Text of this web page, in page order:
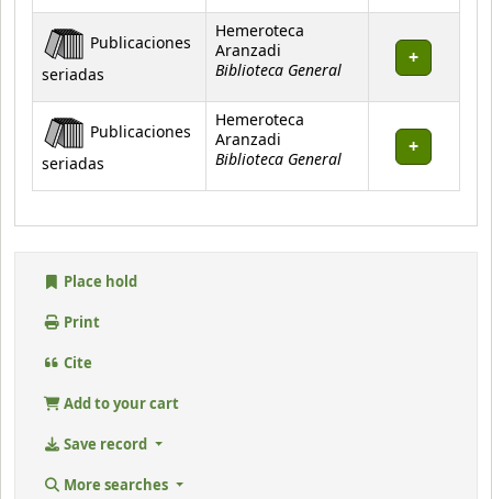
Publicaciones
seriadas
Hemeroteca
Aranzadi
Biblioteca General
Publicaciones
seriadas
Hemeroteca
Aranzadi
Biblioteca General
Place hold
Print
Cite
Add to your cart
Save record
More searches